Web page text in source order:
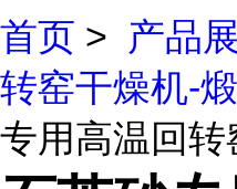
首页 > 产品
转窑干燥机-
专用高温回转